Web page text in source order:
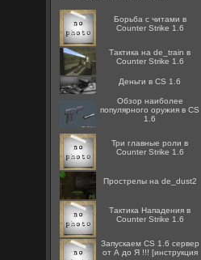
Борьба с читами в
Counter Strike 1.6
Тактика на de_train в
Counter Strike 1.6
Деньги в CS 1.6
Обзор наиболее
популярного оружия в CS
1.6
Три главные роли в
Counter Strike 1.6
Прострелы на de_dust2
Тактика Нападения в
Counter Strike 1.6
Запускаем CS 1.6 сервер
от А до Я !!! [инструкция